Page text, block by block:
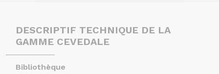
DESCRIPTIF TECHNIQUE DE LA
GAMME CEVEDALE
Bibliothèque